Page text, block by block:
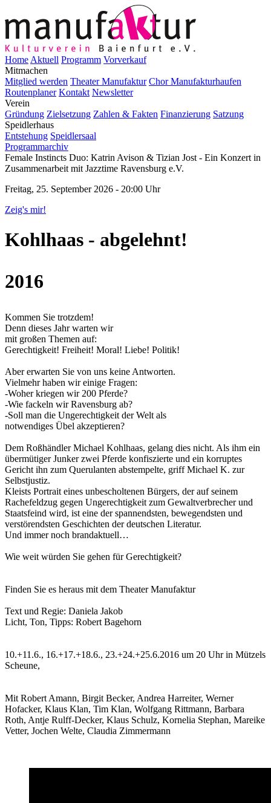
Home Aktuell Programm Vorverkauf
Mitmachen
Mitglied werden Theater Manufaktur Chor Manufakturhaufen
Routenplaner Kontakt Newsletter
Verein
Gründung Zielsetzung Zahlen & Fakten Finanzierung Satzung
Speidlerhaus
Entstehung Speidlersaal
Programmarchiv
Female Instincts Duo: Katrin Avison & Tizian Jost - Ein Konzert in
Zusammenarbeit mit Jazztime Ravensburg e.V.
Freitag, 25. September 2026 - 20:00 Uhr
Zeig's mir!
Kohlhaas - abgelehnt!
2016
Kommen Sie trotzdem!
Denn dieses Jahr warten wir
mit großen Themen auf:
Gerechtigkeit! Freiheit! Moral! Liebe! Politik!
Aber erwarten Sie von uns keine Antworten.
Vielmehr haben wir einige Fragen:
-Woher kriegen wir 200 Pferde?
-Wie fackeln wir Ravensburg ab?
-Soll man die Ungerechtigkeit der Welt als
notwendiges Übel akzeptieren?
Dem Roßhändler Michael Kohlhaas, gelang dies nicht. Als ihm ein
übermütiger Junker zwei Pferde konfiszierte und ein korruptes
Gericht ihn zum Querulanten abstempelte, griff Michael K. zur
Selbstjustiz.
Kleists Portrait eines unbescholtenen Bürgers, der auf seinem
Rachefeldzug gegen Ungerechtigkeit zum Gewaltverbrecher und
Staatsfeind wird, ist eine der spannendsten, bewegendsten und
verstörendsten Geschichten der deutschen Literatur.
Und immer noch brandaktuell…
Wie weit würden Sie gehen für Gerechtigkeit?
Finden Sie es heraus mit dem Theater Manufaktur
Text und Regie: Daniela Jakob
Licht, Ton, Tipps: Robert Bagehorn
10.+11.6., 16.+17.+18.6., 23.+24.+25.6.2016 um 20 Uhr in Mützels
Scheune,
Mit Robert Amann, Birgit Becker, Andrea Harreiter, Werner
Hofacker, Klaus Klan, Tim Klan, Wolfgang Rittmann, Barbara
Roth, Antje Rulff-Decker, Klaus Schulz, Kornelia Stephan, Mareike
Vetter, Jochen Welte, Claudia Zimmermann